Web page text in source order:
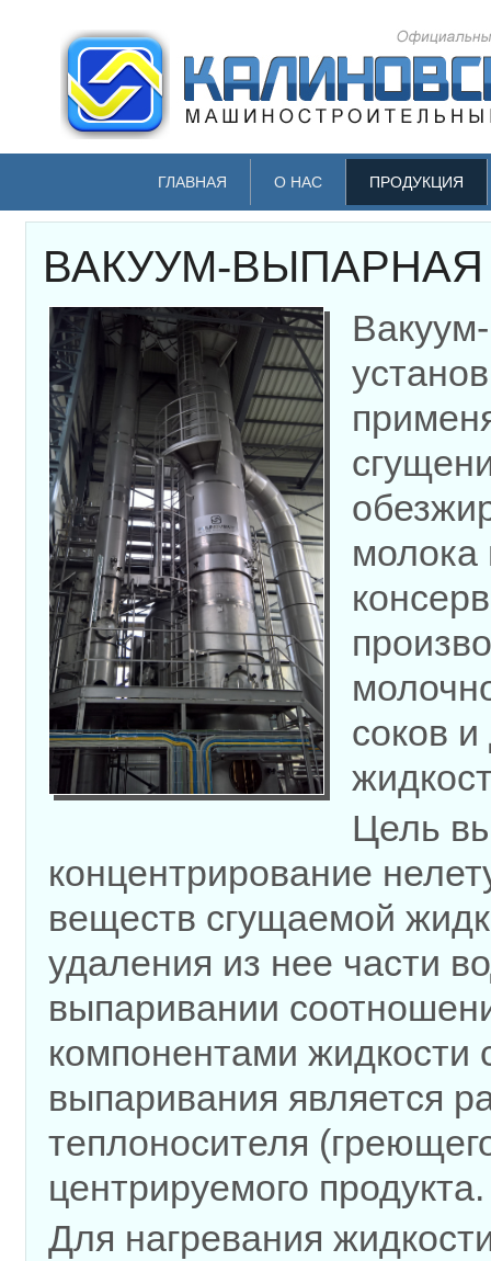
ГЛАВНАЯ О НАС ПРОДУКЦИЯ
ВАКУУМ-
молока
соков и
Цель
концентрирование
веществ сгущаемой
удаления из нее части
выпаривании
компонентами
выпаривания является
теплоносителя
центрируемого продукта.
Для нагревания